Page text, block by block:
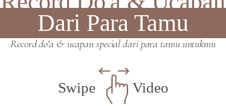
Dari Para Tamu
Record do'a & ucapan special dari para tamu untukmu
Swipe Video